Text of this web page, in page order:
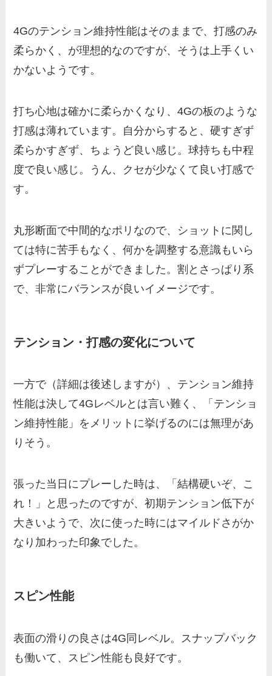
4Gのテンション維持性能はそのままで、打感のみ
柔らかく、が理想的なのですが、そうは上手くい
かないようです。
打ち心地は確かに柔らかくなり、4Gの板のような
打感は薄れています。自分からすると、硬すぎず
柔らかすぎず、ちょうど良い感じ。球持ちも中程
度で良い感じ。うん、クセが少なくて良い打感で
す。
丸形断面で中間的なポリなので、ショットに関し
ては特に苦手もなく、何かを調整する意識もいら
ずプレーすることができました。割とさっぱり系
で、非常にバランスが良いイメージです。
テンション・打感の変化について
一方で（詳細は後述しますが）、テンション維持
性能は決して4Gレベルとは言い難く、「テンショ
ン維持性能」をメリットに挙げるのには無理があ
りそう。
張った当日にプレーした時は、「結構硬いぞ、こ
れ！」と思ったのですが、初期テンション低下が
大きいようで、次に使った時にはマイルドさがか
なり加わった印象でした。
スピン性能
表面の滑りの良さは4G同レベル。スナップバック
も働いて、スピン性能も良好です。